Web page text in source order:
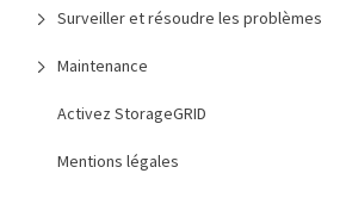
Surveiller et résoudre les problèmes
Maintenance
Activez StorageGRID
Mentions légales